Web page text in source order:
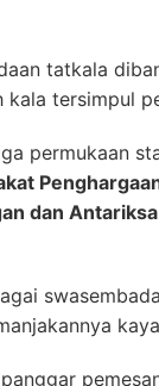
tatkala
tersimpul
permukaan
dan